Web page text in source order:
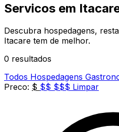
Servicos em
Descubra hospedagens,
Itacare tem de melhor.
0 resultados
Todos Hospedagens
Preco: $ $$ $$$ Limpar